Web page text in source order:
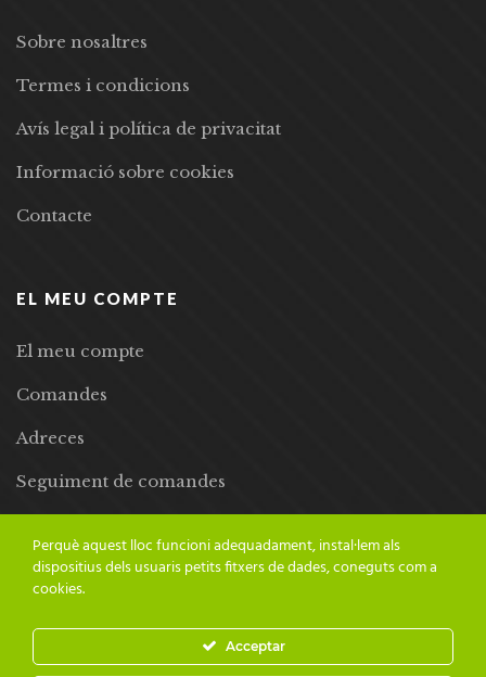
Sobre nosaltres
Termes i condicions
Avís legal i política de privacitat
Informació sobre cookies
Contacte
EL MEU COMPTE
El meu compte
Comandes
Adreces
Seguiment de comandes
Perquè aquest lloc funcioni adequadament, instal·lem als
dispositius dels usuaris petits fitxers de dades, coneguts com a
cookies.
Acceptar